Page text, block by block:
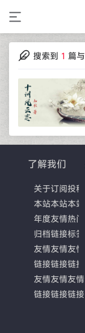
搜索到 1 篇与
了解我们
关于
本站
订阅
本站
投稿
本站
年度
归档
友情
链接
热门
标签
友情
链接
友情
链接
友情
链接
友情
链接
友情
链接
友情
链接